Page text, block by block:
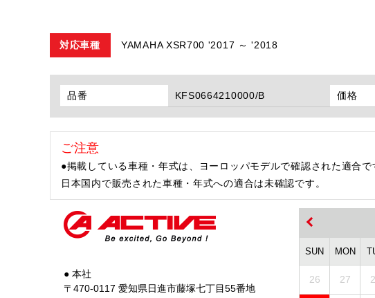
対応車種 YAMAHA XSR700 '2017 ～ '2018
品番 KFS0664210000/B 価格
ご注意
●掲載している車種・年式は、ヨーロッパモデルで確認された適合で
日本国内で販売された車種・年式への適合は未確認です。
● 本社
〒470-0117 愛知県日進市藤塚七丁目55番地
SUN MON
26 27